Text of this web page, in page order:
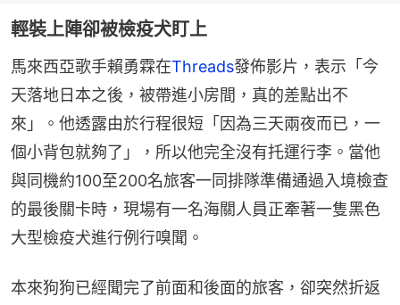
輕裝上陣卻被檢疫犬盯上
馬來西亞歌手賴勇霖在Threads發佈影片，表示「今
天落地日本之後，被帶進小房間，真的差點出不
來」。他透露由於行程很短「因為三天兩夜而已，一
個小背包就夠了」，所以他完全沒有托運行李。當他
與同機約100至200名旅客一同排隊準備通過入境檢查
的最後關卡時，現場有一名海關人員正牽著一隻黑色
大型檢疫犬進行例行嗅聞。
本來狗狗已經聞完了前面和後面的旅客，卻突然折返